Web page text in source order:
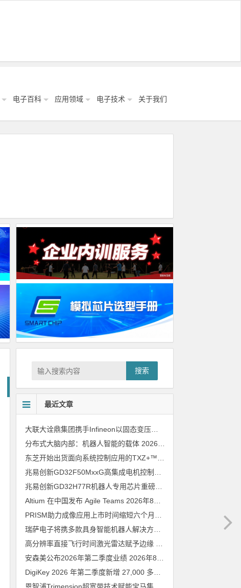
电子百科 应用领域 电子技术 关于我们
搜索
最近文章
大联大诠鼎集团携手Infineon以固态变压器重构配电效率新标杆
分布式大脑内部：机器人智能的载体 2026年8月6日
兆易创新GD32H77R机器人专用芯片重磅亮相，精准赋能伺服驱动与关节控制
Altium 在中国发布 Agile Teams 2026年8月6日
2026
安森美公布2026年第二季度业绩 2026年8月6日